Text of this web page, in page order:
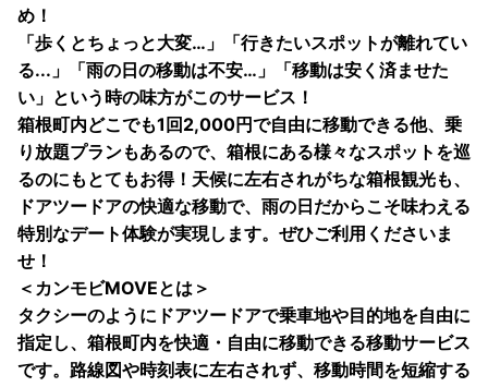
め！
「歩くとちょっと大変…」「行きたいスポットが離れてい
る...」「雨の日の移動は不安…」「移動は安く済ませた
い」という時の味方がこのサービス！
箱根町内どこでも1回2,000円で自由に移動できる他、乗
り放題プランもあるので、箱根にある様々なスポットを巡
るのにもとてもお得！天候に左右されがちな箱根観光も、
ドアツードアの快適な移動で、雨の日だからこそ味わえる
特別なデート体験が実現します。ぜひご利用くださいま
せ！
＜カンモビMOVEとは＞
タクシーのようにドアツードアで乗車地や目的地を自由に
指定し、箱根町内を快適・自由に移動できる移動サービス
です。路線図や時刻表に左右されず、移動時間を短縮する